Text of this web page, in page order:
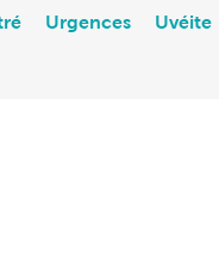
Urgences Uvéite